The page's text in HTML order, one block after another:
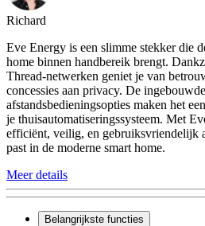
Richard
Eve Energy is een slimme stekker die
home binnen handbereik brengt.
Thread-netwerken geniet je van
concessies aan privacy. De
afstandsbedieningsopties maken het
je thuisautomatiseringssysteem. Met
efficiënt, veilig, en gebruiksvriendelijk
past in de moderne smart home.
Meer details
Belangrijkste functies